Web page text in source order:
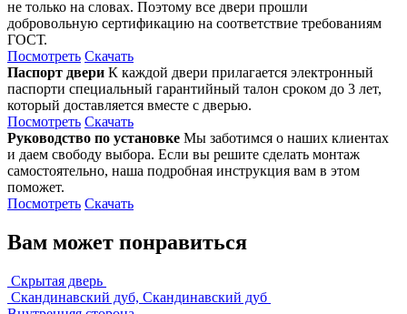
не только на словах. Поэтому все двери прошли
добровольную сертификацию на соответствие требованиям
ГОСТ.
Посмотреть Скачать
Паспорт двери К каждой двери прилагается электронный
паспорти специальный гарантийный талон сроком до 3 лет,
который доставляется вместе с дверью.
Посмотреть Скачать
Руководство по установке Мы заботимся о наших клиентах
и даем свободу выбора. Если вы решите сделать монтаж
самостоятельно, наша подробная инструкция вам в этом
поможет.
Посмотреть Скачать
Вам может понравиться
Скрытая дверь
Скандинавский дуб, Скандинавский дуб